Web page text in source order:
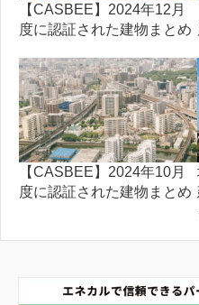
【CASBEE】2024年12月
度に認証された建物まとめ
【CASBEE】2024年10月
度に認証された建物まとめ